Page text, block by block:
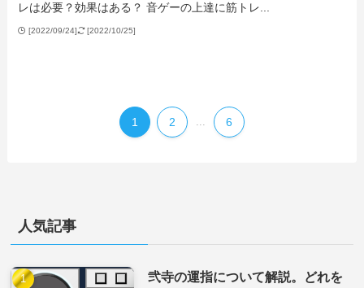
レは必要？効果はある？ 音ゲーの上達に筋トレ...
[2022/09/24] [2022/10/25]
1 2 ... 6
人気記事
弐寺の運指について解説。どれを